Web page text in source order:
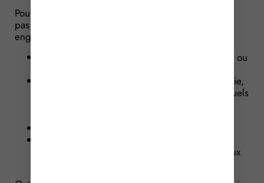
Pour rappel, un enfant de moins de 16 ans ne peut
pas, sans autorisation préfectorale préalable, être
engagé ou produit :
dans une entreprise de spectacles, sédentaire ou
dans une entreprise de cinéma, de radiophonie,
de télévision ou d’enregistrements sonores, quels
objet la participation à des compétitions de jeux